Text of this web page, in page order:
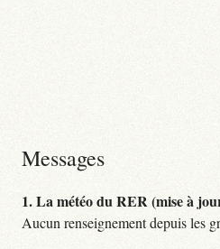
Messages
1.La météo du RER (mise à
Aucun renseignement depuis les